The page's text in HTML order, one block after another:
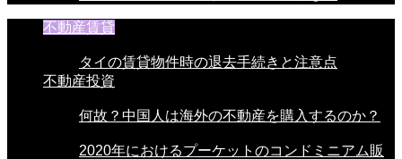
不動産賃貸
タイの賃貸物件時の退去手続きと注意点
不動産投資
何故？中国人は海外の不動産を購入するのか？
2020年におけるプーケットのコンドミニアム販